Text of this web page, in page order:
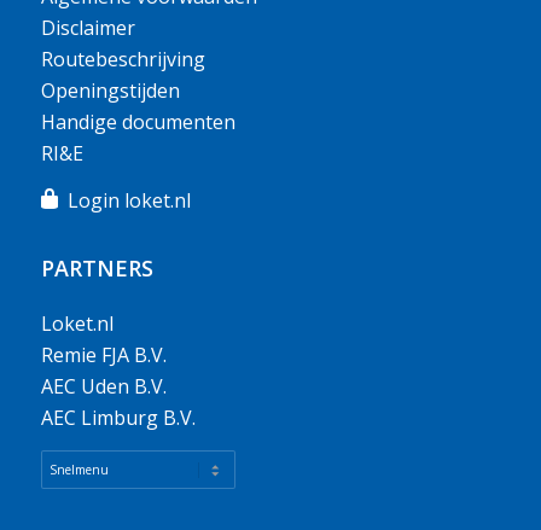
Disclaimer
Routebeschrijving
Openingstijden
Handige documenten
RI&E
Login loket.nl
PARTNERS
Loket.nl
Remie FJA B.V.
AEC Uden B.V.
AEC Limburg B.V.